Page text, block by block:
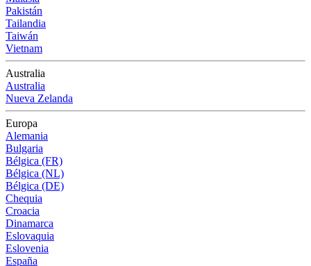
Pakistán
Tailandia
Taiwán
Vietnam
Australia
Australia
Nueva Zelanda
Europa
Alemania
Bulgaria
Bélgica (FR)
Bélgica (NL)
Bélgica (DE)
Chequia
Croacia
Dinamarca
Eslovaquia
Eslovenia
España